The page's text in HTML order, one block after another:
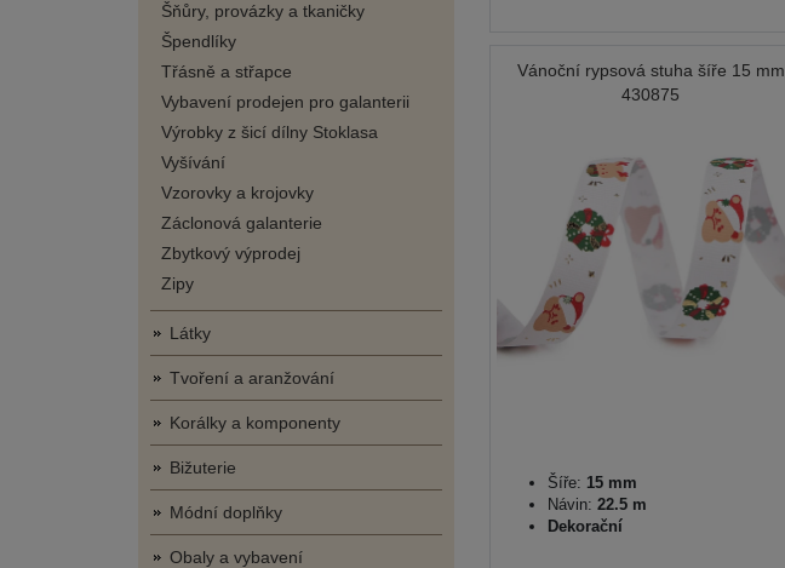
Šňůry, provázky a tkaničky
Špendlíky
Třásně a střapce
Vybavení prodejen pro galanterii
Výrobky z šicí dílny Stoklasa
Vyšívání
Vzorovky a krojovky
Záclonová galanterie
Zbytkový výprodej
Zipy
Látky
Tvoření a aranžování
Korálky a komponenty
Bižuterie
Módní doplňky
Obaly a vybavení
Vánoční rypsová stuha šíře 15 mm
430875
Šíře: 15 mm
Návin: 22.5 m
Dekorační